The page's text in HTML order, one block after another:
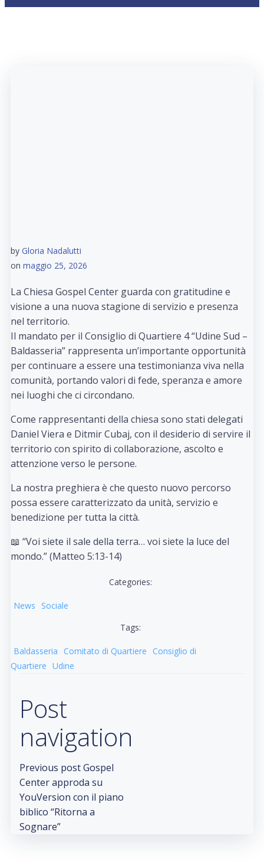
by Gloria Nadalutti
on maggio 25, 2026
La Chiesa Gospel Center guarda con gratitudine e
visione a una nuova stagione di servizio e presenza
nel territorio.
Il mandato per il Consiglio di Quartiere 4 “Udine Sud –
Baldasseria” rappresenta un’importante opportunità
per continuare a essere una testimonianza viva nella
comunità, portando valori di fede, speranza e amore
nei luoghi che ci circondano.
Come rappresentanti della chiesa sono stati delegati
Daniel Viera e Ditmir Cubaj, con il desiderio di servire il
territorio con spirito di collaborazione, ascolto e
attenzione verso le persone.
La nostra preghiera è che questo nuovo percorso
possa essere caratterizzato da unità, servizio e
benedizione per tutta la città.
📖 “Voi siete il sale della terra… voi siete la luce del
mondo.” (Matteo 5:13-14)
Categories:
News
Sociale
Tags:
Baldasseria Comitato di Quartiere
Consiglio di
Quartiere Udine
Post
navigation
Previous postGospel
Center approda su
YouVersion con il piano
biblico “Ritorna a
Sognare”